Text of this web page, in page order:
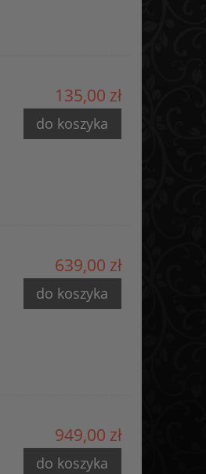
135,00 zł
do koszyka
639,00 zł
do koszyka
949,00 zł
do koszyka